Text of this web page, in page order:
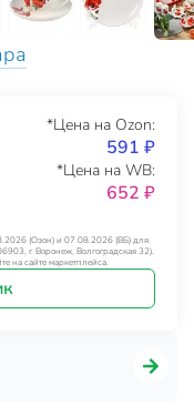
*Цена на Ozon:
591 ₽
*Цена на WB:
652 ₽
(Озон) и 07.08.2026 (ВБ) для
г. Воронеж, Волгоградская 32).
на сайте маркетплейса.